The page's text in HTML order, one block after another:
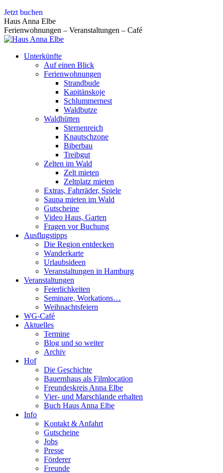
Zum
Inhalt
springen
Jetzt buchen
Haus Anna Elbe
Ferienwohnungen – Veranstaltungen – Café
Unterkünfte
Auf einen Blick
Ferienwohnungen
Strandbude
Kapitänskoje
Schlummernest
Waldbutze
Waldhütten
Sternenreich
Knautschzone
Biberbau
Treibgut
Zelten im Wald
Zelt mieten
Zeltplatz mieten
Extras, Fahrräder, Spiele
Sauna mieten im Wald
Gutscheine
Video Haus, Garten
Fragen vor Buchung
Ausflugstipps
Die Region entdecken
Wanderkarte
Urlaubsideen
Veranstaltungen in Hamburg
Veranstaltungen
Feierlichkeiten
Seminare, Workations…
Weihnachtsfeiern
WG-Café
Aktuelles
Termine
Blog und so weiter
Archiv
Hof
Die Geschichte
Bauernhaus als Filmlocation
Freundeskreis Anna Elbe
Vier- und Marschlande erhalten
Buch Haus Anna Elbe
Info
Kontakt & Anfahrt
Gutscheine
Jobs
Presse
Förderer
Freunde